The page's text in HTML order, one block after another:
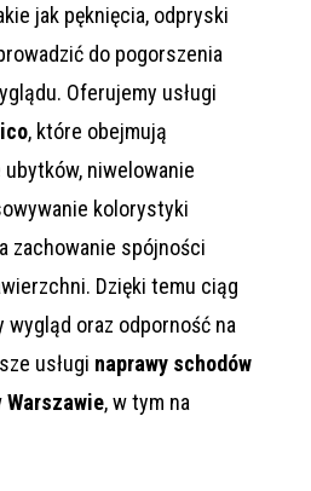
jak pęknięcia, odpryski
do pogorszenia
Oferujemy usługi
, które obejmują
niwelowanie
kolorystyki
zachowanie spójności
Dzięki temu ciąg
oraz odporność na
usługi naprawy schodów
Warszawie, w tym na